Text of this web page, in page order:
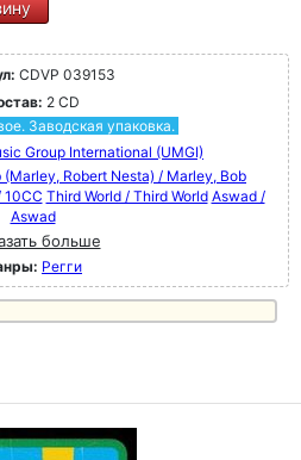
CDVP 039153
2 CD
Заводская упаковка.
Group International (UMGI)
(Marley, Robert Nesta) / Marley, Bob
10CC Third World / Third World Aswad /
Aswad
больше
Регги